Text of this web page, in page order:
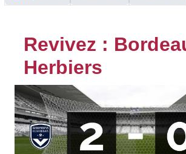
Revivez :
Herbiers